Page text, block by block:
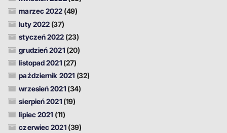
marzec 2022 (49)
luty 2022 (37)
styczeń 2022 (23)
grudzień 2021 (20)
listopad 2021 (27)
październik 2021 (32)
wrzesień 2021 (34)
sierpień 2021 (19)
lipiec 2021 (11)
czerwiec 2021 (39)